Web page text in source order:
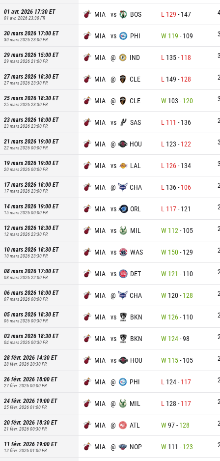
01 avr. 2026 17:30ET
01 avr. 2026 23:30FR MIA vs BOS L 129 - 147
30 mars 2026 17:00ET
30 mars 2026 23:00FR MIA vs PHI W 119 - 109
29 mars 2026 15:00ET
29 mars 2026 21:00FR MIA @ IND L 135- 118
27 mars 2026 18:30ET
27 mars 2026 23:30FR MIA @ CLE L 149 - 128
25 mars 2026 18:30ET
25 mars 2026 23:30FR MIA @ CLE W 103 - 120
23 mars 2026 18:00ET
23 mars 2026 23:00FR MIA vs SAS L 111 - 136
21 mars 2026 19:00ET
22 mars 2026 00:00FR MIA @ HOU L 123 - 122
19 mars 2026 19:00ET
20 mars 2026 00:00FR MIA vs LAL L 126- 134
17 mars 2026 18:00ET
17 mars 2026 23:00FR MIA @ CHA L 136- 106
14 mars 2026 19:00ET
15 mars 2026 00:00FR MIA vs ORL L 117- 121
12 mars 2026 18:30ET
12 mars 2026 23:30FR MIA vs MIL W 112 - 105
10 mars 2026 18:30ET
10 mars 2026 23:30FR MIA vs WAS W 150- 129
08 mars 2026 17:00ET
08 mars 2026 22:00FR MIA vs DET W 121 - 110
06 mars 2026 18:00ET
07 mars 2026 00:00FR MIA @ CHA W 120- 128
05 mars 2026 18:30ET
06 mars 2026 00:30FR MIA vs BKN W 126- 110
03 mars 2026 18:30ET
04 mars 2026 00:30FR MIA vs BKN W 124-98
28 févr. 2026 14:30ET
28 févr. 2026 20:30FR MIA vs HOU W 115- 105
26 févr. 2026 18:00ET
27 févr. 2026 00:00FR MIA @ PHI L 124- 117
24 févr. 2026 19:00ET
25 févr. 2026 01:00FR MIA @ MIL L 128 - 117
20 févr. 2026 18:30ET
21 févr. 2026 00:30FR MIA @ ATL W97- 128
11 févr. 2026 19:00ET
12 févr. 2026 01:00FR MIA @ NOP W 111 - 123